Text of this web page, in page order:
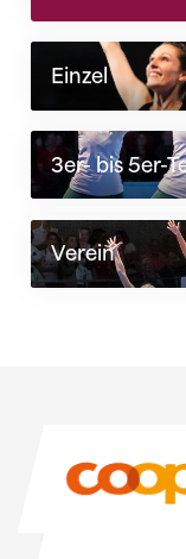
Einzel
3er- bis 5er-
Verein